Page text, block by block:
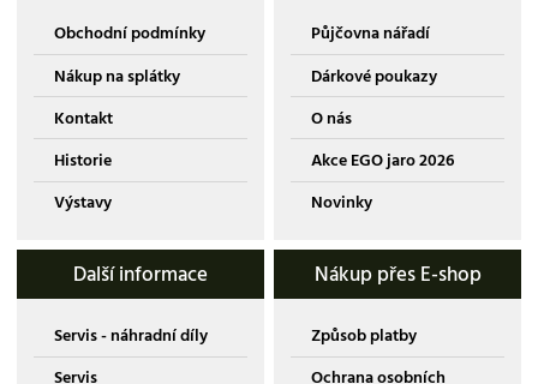
Obchodní podmínky
Nákup na splátky
Kontakt
Historie
Výstavy
Půjčovna nářadí
Dárkové poukazy
O nás
Akce EGO jaro 2026
Novinky
Další informace
Servis - náhradní díly
Servis
Nákup přes E-shop
Způsob platby
Ochrana osobních